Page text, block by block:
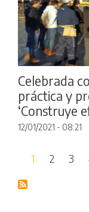
Celebrada
práctica y
‘Construye
12/01/2021 - 08:21
Pagination
1 2 3